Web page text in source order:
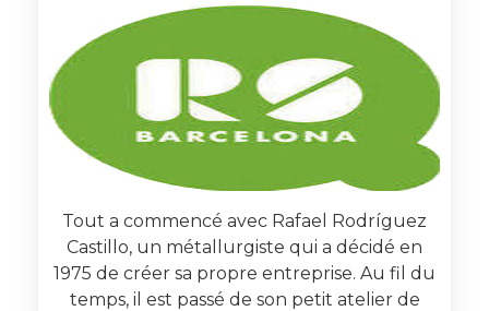
Tout a commencé avec Rafael Rodríguez
Castillo, un métallurgiste qui a décidé en
1975 de créer sa propre entreprise. Au fil du
temps, il est passé de son petit atelier de